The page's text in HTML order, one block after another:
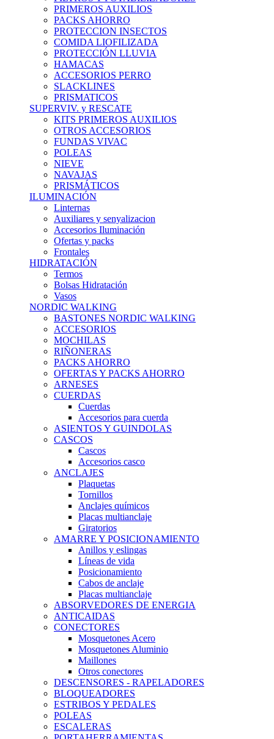
PRIMEROS AUXILIOS
PACKS AHORRO
PROTECCION INSECTOS
COMIDA LIOFILIZADA
PROTECCIÓN LLUVIA
HAMACAS
ACCESORIOS PERRO
SLACKLINES
PRISMATICOS
SUPERVIV. y RESCATE
KITS PRIMEROS AUXILIOS
OTROS ACCESORIOS
FUNDAS VIVAC
POLEAS
NIEVE
NAVAJAS
PRISMÁTICOS
ILUMINACIÓN
Linternas
Auxiliares y senyalizacion
Accesorios Iluminación
Ofertas y packs
Frontales
HIDRATACIÓN
Termos
Bolsas Hidratación
Vasos
NORDIC WALKING
BASTONES NORDIC WALKING
ACCESORIOS
MOCHILAS
RIÑONERAS
PACKS AHORRO
OFERTAS Y PACKS AHORRO
ARNESES
CUERDAS
Cuerdas
Accesorios para cuerda
ASIENTOS Y GUINDOLAS
CASCOS
Cascos
Accesorios casco
ANCLAJES
Plaquetas
Tornillos
Anclajes químicos
Placas multianclaje
Giratorios
AMARRE Y POSICIONAMIENTO
Anillos y eslingas
Líneas de vida
Posicionamiento
Cabos de anclaje
Placas multianclaje
ABSORVEDORES DE ENERGIA
ANTICAIDAS
CONECTORES
Mosquetones Acero
Mosquetones Aluminio
Maillones
Otros conectores
DESCENSORES - RAPELADORES
BLOQUEADORES
ESTRIBOS Y PEDALES
POLEAS
ESCALERAS